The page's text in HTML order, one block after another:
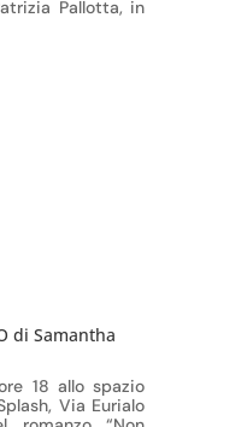
Pallotta, in
di Samantha
18 allo spazio
Via Eurialo